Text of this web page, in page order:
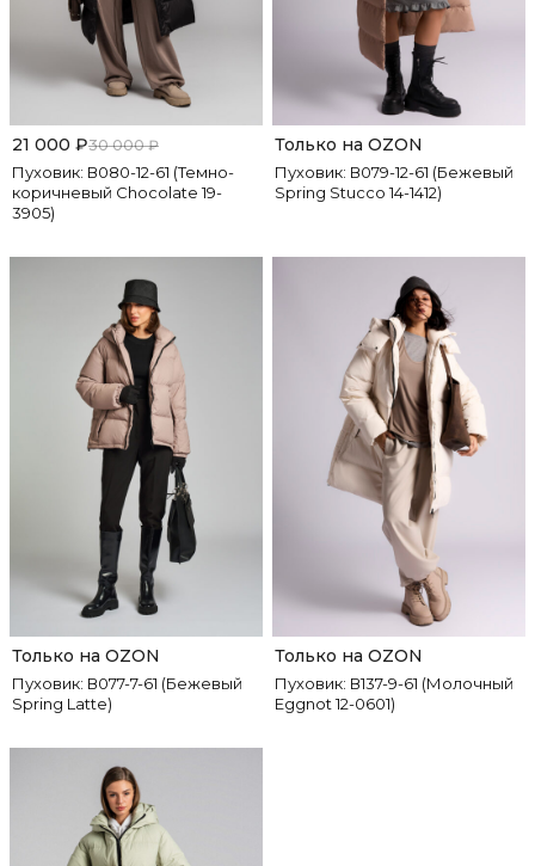
Пуховик: В080-12-61 (Темно-
коричневый Chocolate 19-
3905)
21 000 ₽30 000₽
Пуховик: В079-12-61 (Бежевый
Spring Stucco 14-1412)
Только на OZON
Пуховик: В077-7-61 (Бежевый
Spring Latte)
Только на OZON
Пуховик: В137-9-61 (Молочный
Eggnot 12-0601)
Только на OZON